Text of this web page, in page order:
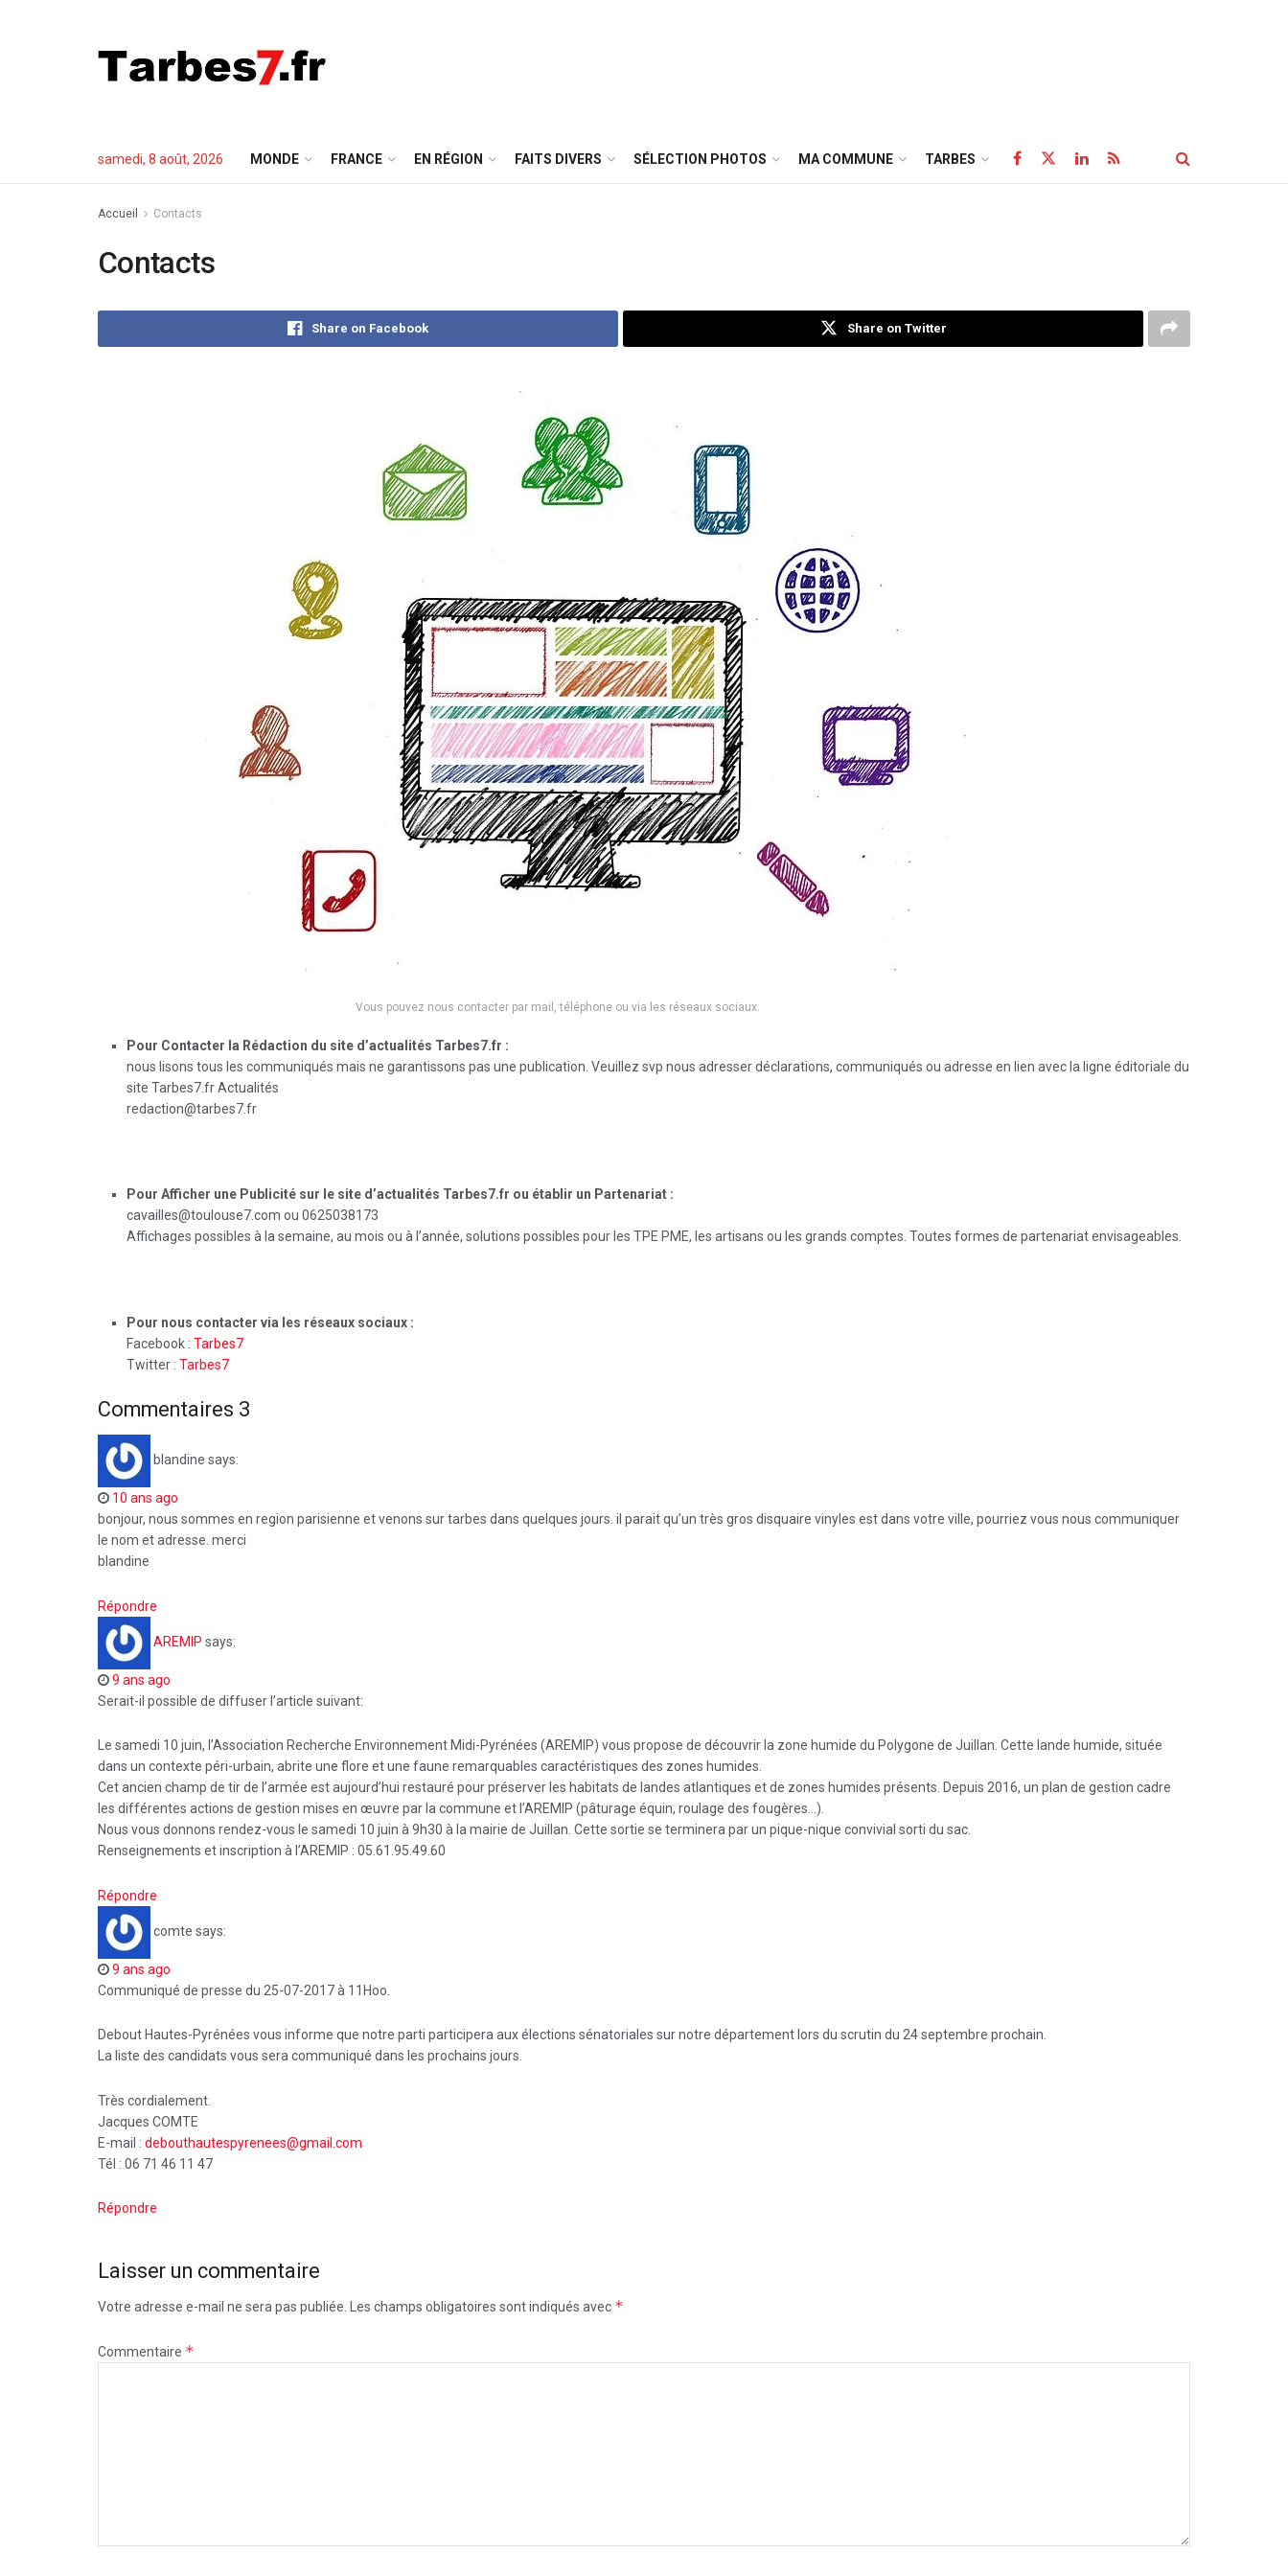
samedi, 8 août, 2026 MONDE FRANCE EN RÉGION FAITS DIVERS SÉLECTION PHOTOS MA COMMUNE TARBES
Accueil Contacts
Contacts
Share on Facebook Share on Twitter
Vous pouvez nous contacter par mail, téléphone ou via les réseaux sociaux.
Pour Contacter la Rédaction du site d’actualités Tarbes7.fr :
nous lisons tous les communiqués mais ne garantissons pas une publication. Veuillez svp nous adresser déclarations, communiqués ou adresse en lien avec la ligne éditoriale du
site Tarbes7.fr Actualités
redaction@tarbes7.fr
Pour Afficher une Publicité sur le site d’actualités Tarbes7.fr ou établir un Partenariat :
cavailles@toulouse7.com ou 0625038173
Affichages possibles à la semaine, au mois ou à l’année, solutions possibles pour les TPE PME, les artisans ou les grands comptes. Toutes formes de partenariat envisageables.
Pour nous contacter via les réseaux sociaux :
Facebook : Tarbes7
Twitter : Tarbes7
Commentaires 3
blandine says:
10 ans ago
bonjour, nous sommes en region parisienne et venons sur tarbes dans quelques jours. il parait qu’un très gros disquaire vinyles est dans votre ville, pourriez vous nous communiquer
le nom et adresse. merci
blandine
Répondre
AREMIP says:
9 ans ago
Serait-il possible de diffuser l’article suivant:
Le samedi 10 juin, l’Association Recherche Environnement Midi-Pyrénées (AREMIP) vous propose de découvrir la zone humide du Polygone de Juillan. Cette lande humide, située
dans un contexte péri-urbain, abrite une flore et une faune remarquables caractéristiques des zones humides.
Cet ancien champ de tir de l’armée est aujourd’hui restauré pour préserver les habitats de landes atlantiques et de zones humides présents. Depuis 2016, un plan de gestion cadre
les différentes actions de gestion mises en œuvre par la commune et l’AREMIP (pâturage équin, roulage des fougères…).
Nous vous donnons rendez-vous le samedi 10 juin à 9h30 à la mairie de Juillan. Cette sortie se terminera par un pique-nique convivial sorti du sac.
Renseignements et inscription à l’AREMIP : 05.61.95.49.60
Répondre
comte says:
9 ans ago
Communiqué de presse du 25-07-2017 à 11Hoo.
Debout Hautes-Pyrénées vous informe que notre parti participera aux élections sénatoriales sur notre département lors du scrutin du 24 septembre prochain.
La liste des candidats vous sera communiqué dans les prochains jours.
Très cordialement.
Jacques COMTE
E-mail : debouthautespyrenees@gmail.com
Tél : 06 71 46 11 47
Répondre
Laisser un commentaire
Votre adresse e-mail ne sera pas publiée. Les champs obligatoires sont indiqués avec *
Commentaire *